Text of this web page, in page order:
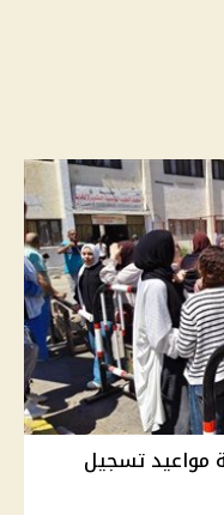
مواعيد تسجيل